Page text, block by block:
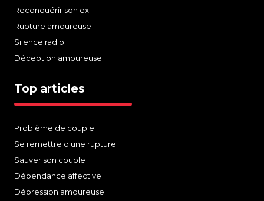
Reconquérir son ex
Rupture amoureuse
Silence radio
Déception amoureuse
Top articles
Problème de couple
Se remettre d'une rupture
Sauver son couple
Dépendance affective
Dépression amoureuse